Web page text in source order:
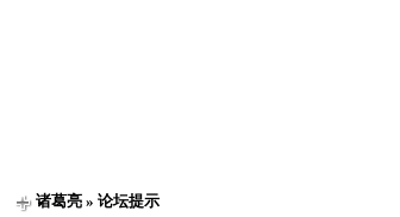
诸葛亮 » 论坛提示